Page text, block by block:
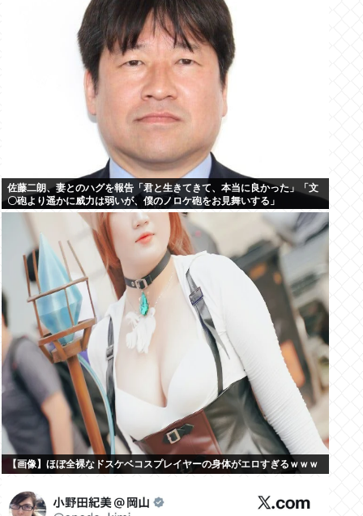
佐藤二朗、妻とのハグを報告「君と生きてきて、本当に良かった」「文
〇砲より遥かに威力は弱いが、僕のノロケ砲をお見舞いする」
【画像】ほぼ全裸なドスケベコスプレイヤーの身体がエロすぎるｗｗｗ